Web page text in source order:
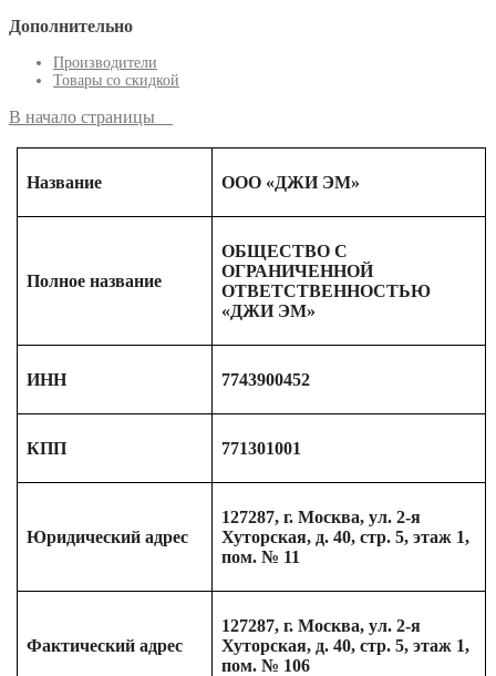
Дополнительно
Производители
Товары со скидкой
В начало страницы
Название ООО «ДЖИ ЭМ»
Полное название
ОБЩЕСТВО С
ОГРАНИЧЕННОЙ
ОТВЕТСТВЕННОСТЬЮ
«ДЖИ ЭМ»
ИНН 7743900452
КПП 771301001
Юридический адрес
127287, г. Москва, ул. 2-я
Хуторская, д. 40, стр. 5, этаж 1,
пом. № 11
Фактический адрес
127287, г. Москва, ул. 2-я
Хуторская, д. 40, стр. 5, этаж 1,
пом. № 106